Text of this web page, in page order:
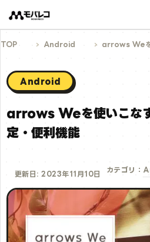
ツ
ス
TOP Android arrows Weを使
Android
arrows Weを使いこな
定・便利機能
更新日: 2023年11月10日
カテゴリ：